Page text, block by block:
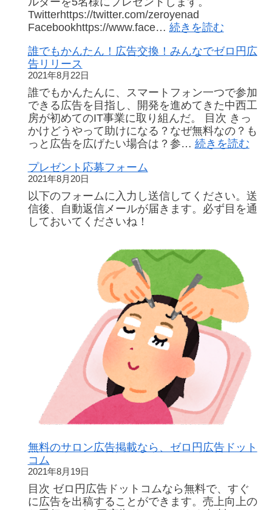
投
稿
の
仕
方・
宣
伝
（SNS
リ
ン
Twitterhttps://twitter.com/zeroyenad
Facebookhttps://www.face… 続きを読む:
好
ホ
ル
ダ
ー・
猫
ホ
ル
レ
ン
ト
誰でもかんたん！広告交換！みんなでゼロ円広
告リリース
2021年8月22日
誰でもかんたんに、スマートフォン一つで参加
できる広告を目指し、開発を進めてきた中西工
房が初めてのIT事業に取り組んだ。 目次 きっ
かけどうやって助けになる？なぜ無料なの？も
っと広告を広げたい場合は？参… 続きを読む:
か
ん
ん
ゼ
ロ
ス
プレゼント応募フォーム
2021年8月20日
以下のフォームに入力し送信してください。送
信後、自動返信メールが届きます。必ず目を通
しておいてくださいね！
無料のサロン広告掲載なら、ゼロ円広告ドット
コム
2021年8月19日
目次 ゼロ円広告ドットコムなら無料で、すぐ
に広告を出稿することができます。売上向上の